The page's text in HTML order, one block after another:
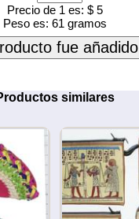
Precio de 1 es: $ 5
Peso es: 61 gramos
fue añadido
similares